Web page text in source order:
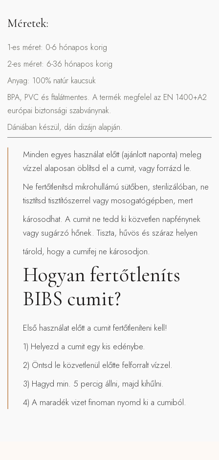
Méretek:
1-es méret: 0-6 hónapos korig
2-es méret: 6-36 hónapos korig
Anyag: 100% natúr kaucsuk
BPA, PVC és ftalátmentes. A termék megfelel az EN 1400+A2
európai biztonsági szabványnak.
Dániában készül, dán dizájn alapján.
Minden egyes használat előtt (ajánlott naponta) meleg
vízzel alaposan öblítsd el a cumit, vagy forrázd le.
Ne fertőtlenítsd mikrohullámú sütőben, sterilizálóban, ne
tisztítsd tisztítószerrel vagy mosogatógépben, mert
károsodhat. A cumit ne tedd ki közvetlen napfénynek
vagy sugárzó hőnek. Tiszta, hűvös és száraz helyen
tárold, hogy a cumifej ne károsodjon.
Hogyan fertőtleníts
BIBS cumit?
Első használat előtt a cumit fertőtleníteni kell!
1) Helyezd a cumit egy kis edénybe.
2) Öntsd le közvetlenül előtte felforralt vízzel.
3) Hagyd min. 5 percig állni, majd kihűlni.
4) A maradék vizet finoman nyomd ki a cumiból.